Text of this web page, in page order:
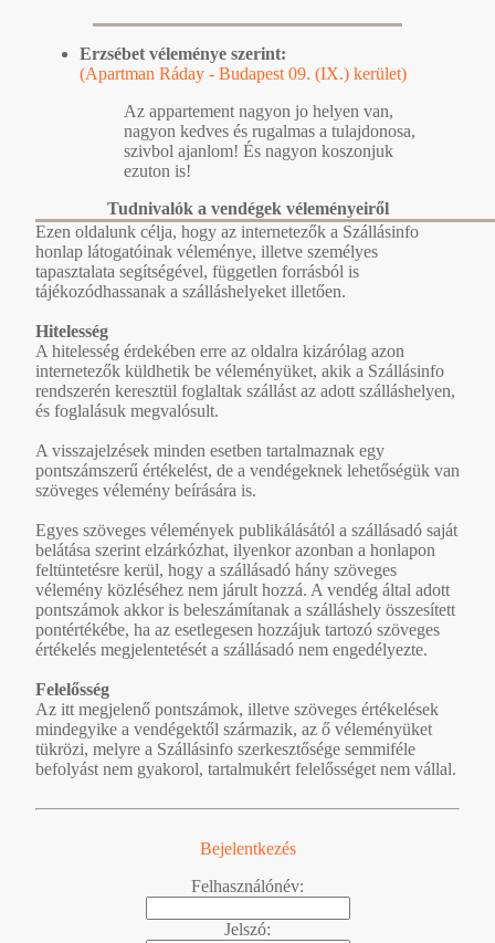
Erzsébet véleménye szerint:
(Apartman Ráday - Budapest 09. (IX.) kerület)
Az appartement nagyon jo helyen van,
nagyon kedves és rugalmas a tulajdonosa,
szivbol ajanlom! És nagyon koszonjuk
ezuton is!
Tudnivalók a vendégek véleményeiről
Ezen oldalunk célja, hogy az internetezők a Szállásinfo
honlap látogatóinak véleménye, illetve személyes
tapasztalata segítségével, független forrásból is
tájékozódhassanak a szálláshelyeket illetően.
Hitelesség
A hitelesség érdekében erre az oldalra kizárólag azon
internetezők küldhetik be véleményüket, akik a Szállásinfo
rendszerén keresztül foglaltak szállást az adott szálláshelyen,
és foglalásuk megvalósult.
A visszajelzések minden esetben tartalmaznak egy
pontszámszerű értékelést, de a vendégeknek lehetőségük van
szöveges vélemény beírására is.
Egyes szöveges vélemények publikálásától a szállásadó saját
belátása szerint elzárkózhat, ilyenkor azonban a honlapon
feltüntetésre kerül, hogy a szállásadó hány szöveges
vélemény közléséhez nem járult hozzá. A vendég által adott
pontszámok akkor is beleszámítanak a szálláshely összesített
pontértékébe, ha az esetlegesen hozzájuk tartozó szöveges
értékelés megjelentetését a szállásadó nem engedélyezte.
Felelősség
Az itt megjelenő pontszámok, illetve szöveges értékelések
mindegyike a vendégektől származik, az ő véleményüket
tükrözi, melyre a Szállásinfo szerkesztősége semmiféle
befolyást nem gyakorol, tartalmukért felelősséget nem vállal.
Bejelentkezés
Felhasználónév:
Jelszó: